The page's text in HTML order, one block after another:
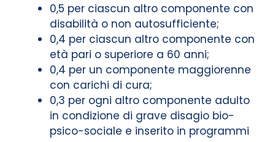
0,5 per ciascun altro componente con
disabilità o non autosufficiente;
0,4 per ciascun altro componente con
età pari o superiore a 60 anni;
0,4 per un componente maggiorenne
con carichi di cura;
0,3 per ogni altro componente adulto
in condizione di grave disagio bio-
psico-sociale e inserito in programmi